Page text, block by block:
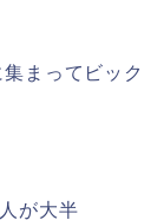
まってビック
が大半